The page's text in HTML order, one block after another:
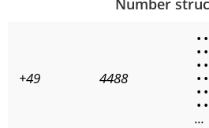
Number
+49 4488
• •
• •
• •
• •
• •
• •
...